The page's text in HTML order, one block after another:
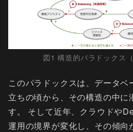
図1 構造的パラドックス
このパラドックスは、データベ
立ちの頃から、その構造の中に
す。 そして近年、クラウドや
運用の境界が変化し、その傾向